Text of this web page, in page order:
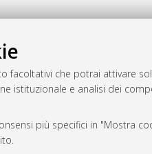
facoltativi che potrai attivare
istituzionale e analisi dei
più specifici in "Mostra